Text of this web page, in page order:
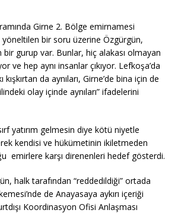
Girne 2. Bölge emirnamesi
yöneltilen bir soru üzerine Özgürgün,
bir gurup var. Bunlar, hiç alakası olmayan
ve hep aynı insanlar çıkıyor. Lefkoşa’da
da aynıları, Girne’de bina için de
olay içinde aynıları” ifadelerini
yatırım gelmesin diye kötü niyetle
kendisi ve hükümetinin ikiletmeden
emirlere karşı direnenleri hedef gösterdi.
halk tarafından “reddedildiği” ortada
de Anayasaya aykırı içeriği
Koordinasyon Ofisi Anlaşması